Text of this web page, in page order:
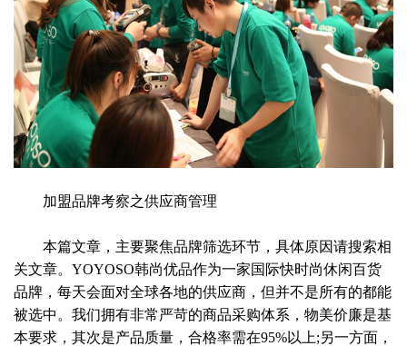
加盟品牌考察之供应商管理
本篇文章，主要聚焦品牌筛选环节，具体原因请搜索相
关文章。YOYOSO韩尚优品作为一家国际快时尚休闲百货
品牌，每天会面对全球各地的供应商，但并不是所有的都能
被选中。我们拥有非常严苛的商品采购体系，物美价廉是基
本要求，其次是产品质量，合格率需在95%以上;另一方面，